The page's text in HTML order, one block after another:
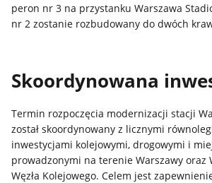
peron nr 3 na przystanku Warszawa
nr 2 zostanie rozbudowany do dwóch
Skoordynowana
Termin rozpoczęcia modernizacji stacji
został skoordynowany z licznymi
inwestycjami kolejowymi, drogowymi i
prowadzonymi na terenie Warszawy oraz
Węzła Kolejowego. Celem jest